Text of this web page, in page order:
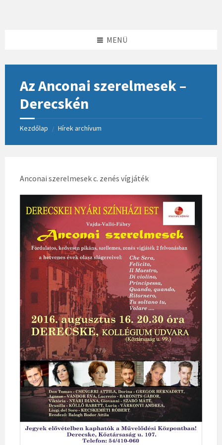
MENÜ
Az Anconai szerelmesek –
Derecskén
Kezdőlap / Hírek archívum
Anconai szerelmesek c. zenés vígjáték